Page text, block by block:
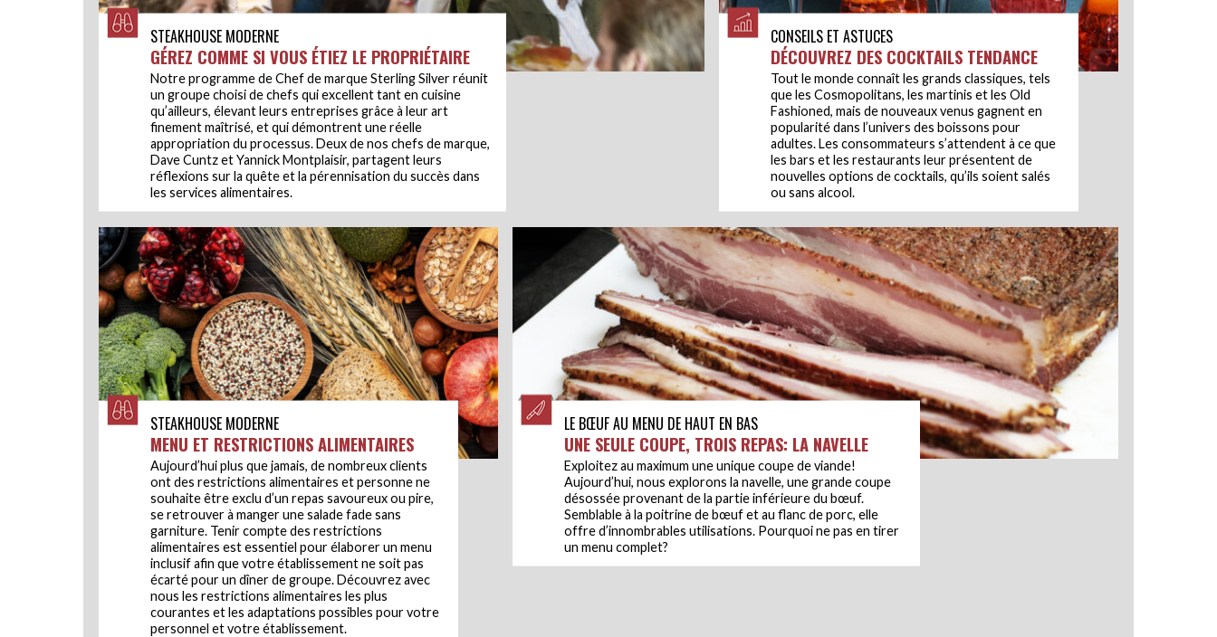
STEAKHOUSE MODERNE
GÉREZ COMME SI VOUS ÉTIEZ LE PROPRIÉTAIRE
Notre programme de Chef de marque Sterling Silver réunit
un groupe choisi de chefs qui excellent tant en cuisine
qu’ailleurs, élevant leurs entreprises grâce à leur art
finement maîtrisé, et qui démontrent une réelle
appropriation du processus. Deux de nos chefs de marque,
Dave Cuntz et Yannick Montplaisir, partagent leurs
réflexions sur la quête et la pérennisation du succès dans
les services alimentaires.
CONSEILS ET ASTUCES
DÉCOUVREZ DES COCKTAILS TENDANCE
Tout le monde connaît les grands classiques, tels
que les Cosmopolitans, les martinis et les Old
Fashioned, mais de nouveaux venus gagnent en
popularité dans l’univers des boissons pour
adultes. Les consommateurs s’attendent à ce que
les bars et les restaurants leur présentent de
nouvelles options de cocktails, qu’ils soient salés
ou sans alcool.
STEAKHOUSE MODERNE
MENU ET RESTRICTIONS ALIMENTAIRES
Aujourd’hui plus que jamais, de nombreux clients
ont des restrictions alimentaires et personne ne
souhaite être exclu d’un repas savoureux ou pire,
se retrouver à manger une salade fade sans
garniture. Tenir compte des restrictions
alimentaires est essentiel pour élaborer un menu
inclusif afin que votre établissement ne soit pas
écarté pour un dîner de groupe. Découvrez avec
nous les restrictions alimentaires les plus
courantes et les adaptations possibles pour votre
personnel et votre établissement.
LE BŒUF AU MENU DE HAUT EN BAS
UNE SEULE COUPE, TROIS REPAS: LA NAVELLE
Exploitez au maximum une unique coupe de viande!
Aujourd’hui, nous explorons la navelle, une grande coupe
désossée provenant de la partie inférieure du bœuf.
Semblable à la poitrine de bœuf et au flanc de porc, elle
offre d’innombrables utilisations. Pourquoi ne pas en tirer
un menu complet?